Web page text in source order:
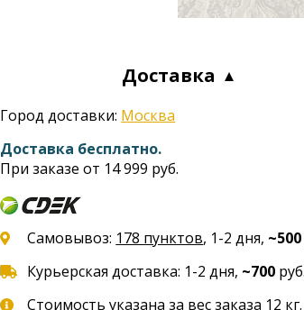
Доставка
Город доставки: Москва
Доставка бесплатно.
При заказе от 14 999 руб.
Самовывоз: 178 пунктов, 1-2 дня, ~500
Курьерская доставка: 1-2 дня, ~700 руб.
Стоимость указана за вес заказа 12 кг.